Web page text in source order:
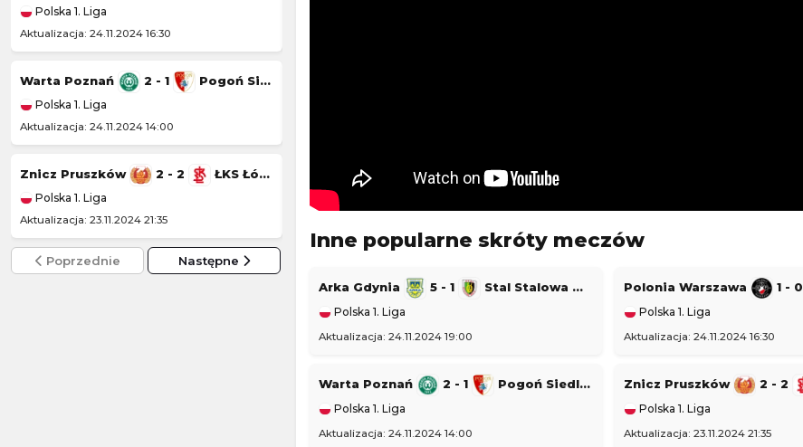
Polska 1. Liga
Aktualizacja: 24.11.2024 16:30
Warta Poznań 2 - 1 Pogoń Siedlce
Polska 1. Liga
Aktualizacja: 24.11.2024 14:00
Znicz Pruszków 2 - 2 ŁKS Łódź
Polska 1. Liga
Aktualizacja: 23.11.2024 21:35
Kotwica Kołobrzeg 0 - 5 Bruk-Bet Termalica Nieciecza
Polska 1. Liga
Poprzednie Następne
Inne popularne skróty meczów
Arka Gdynia 5 - 1 Stal Stalowa Wola
Polska 1. Liga
Aktualizacja: 24.11.2024 19:00
Polonia Warszawa 1 - 0
Polska 1. Liga
Aktualizacja: 24.11.2024 16:30
Warta Poznań 2 - 1 Pogoń Siedlce
Polska 1. Liga
Aktualizacja: 24.11.2024 14:00
Znicz Pruszków 2 - 2
Polska 1. Liga
Aktualizacja: 23.11.2024 21:35